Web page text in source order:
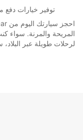
توفير خيارات دفع
المريحة والمرنة. سواء
لرحلات طويلة عبر